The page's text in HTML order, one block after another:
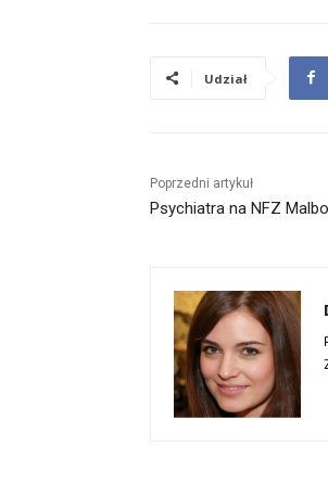
Udział
Poprzedni artykuł
Psychiatra na NFZ